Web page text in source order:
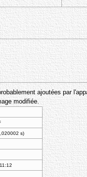
ajoutées par
modifiée.
s)